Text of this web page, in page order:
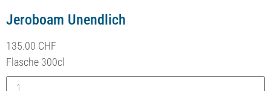
Jeroboam Unendlich
135.00 CHF
Flasche 300cl